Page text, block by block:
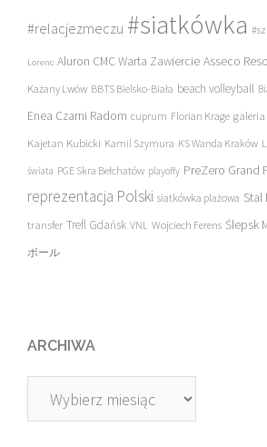
#relacjezmeczu #siatkówka
Lorenc Aluron CMC Warta Zawiercie Asseco
Każany Lwów BBTS Bielsko-Biała beach volleyball
Enea Czarni Radom cuprum Florian Krage galeria
Kajetan Kubicki Kamil Szymura KS Wanda Kraków
świata PGE Skra Bełchatów playoffy PreZero Grand
reprezentacja Polski siatkówka plażowa Stal
transfer Trefl Gdańsk VNL Wojciech Ferens Ślepsk
ボール
ARCHIWA
Archiwa